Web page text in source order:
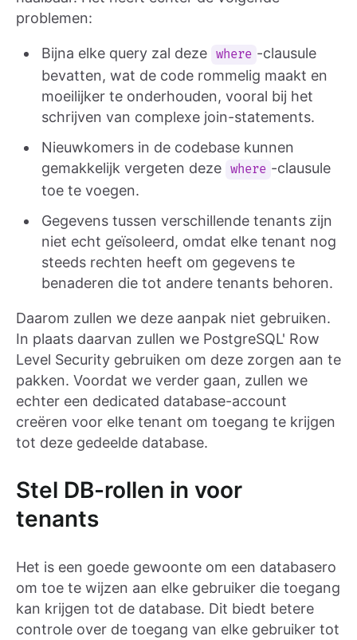
problemen:
Bijna elke query zal deze where -clausule
bevatten, wat de code rommelig maakt en
moeilijker te onderhouden, vooral bij het
schrijven van complexe join-statements.
Nieuwkomers in de codebase kunnen
gemakkelijk vergeten deze where -clausule
toe te voegen.
Gegevens tussen verschillende tenants zijn
niet echt geïsoleerd, omdat elke tenant nog
steeds rechten heeft om gegevens te
benaderen die tot andere tenants behoren.
Daarom zullen we deze aanpak niet gebruiken.
In plaats daarvan zullen we PostgreSQL' Row
Level Security gebruiken om deze zorgen aan te
pakken. Voordat we verder gaan, zullen we
echter een dedicated database-account
creëren voor elke tenant om toegang te krijgen
tot deze gedeelde database.
Stel DB-rollen in voor
tenants
Het is een goede gewoonte om een databasero
om toe te wijzen aan elke gebruiker die toegang
kan krijgen tot de database. Dit biedt betere
controle over de toegang van elke gebruiker tot